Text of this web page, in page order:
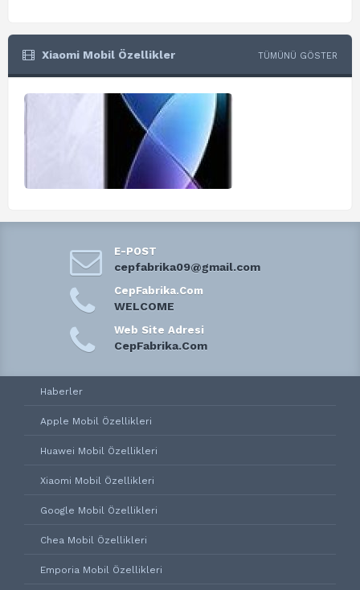
Xiaomi Mobil Özellikler TÜMÜNÜ GÖSTER
E-POST
cepfabrika09@gmail.com
CepFabrika.Com
WELCOME
Web Site Adresi
CepFabrika.Com
Haberler
Apple Mobil Özellikleri
Huawei Mobil Özellikleri
Xiaomi Mobil Özellikleri
Google Mobil Özellikleri
Chea Mobil Özellikleri
Emporia Mobil Özellikleri